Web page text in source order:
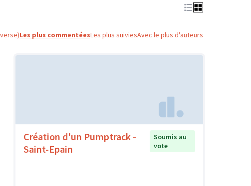
Les plus commentéesLes plus suiviesAvec le plus d'auteurs
Création d'un Pumptrack -
Saint-Epain
Soumis au
vote